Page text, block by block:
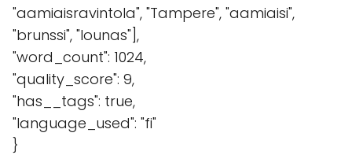
"aamiaisravintola", "Tampere", "aamiaisi",
"brunssi", "lounas"],
"word_count": 1024,
"quality_score": 9,
"has__tags": true,
"language_used": "fi"
}